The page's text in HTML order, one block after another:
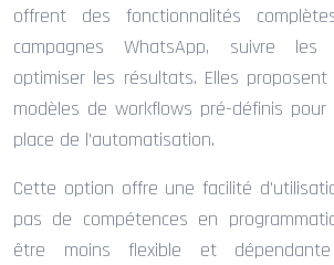
offrent des fonctionnalités
campagnes WhatsApp, suivre les
optimiser les résultats. Elles
modèles de workflows pré-définis
place de l’automatisation.
Cette option offre une facilité
pas de compétences en
être moins flexible et